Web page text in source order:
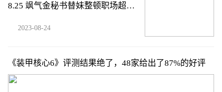
8.25 飒气金秘书替妹整顿职场超带
2023-08-24
《装甲核心6》评测结果绝了，48家给出了87%的好评